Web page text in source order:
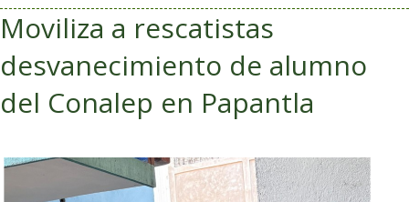
Moviliza a rescatistas
desvanecimiento de alumno
del Conalep en Papantla